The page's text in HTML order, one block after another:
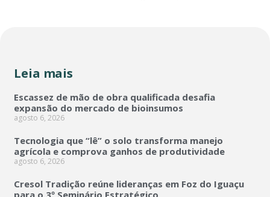
Leia mais
Escassez de mão de obra qualificada desafia
expansão do mercado de bioinsumos
agosto 6, 2026
Tecnologia que “lê” o solo transforma manejo
agrícola e comprova ganhos de produtividade
agosto 6, 2026
Cresol Tradição reúne lideranças em Foz do Iguaçu
para o 3º Seminário Estratégico